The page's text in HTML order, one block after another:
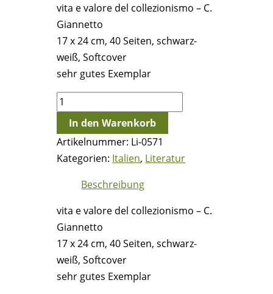
vita e valore del collezionismo – C.
Giannetto
17 x 24 cm, 40 Seiten, schwarz-
weiß, Softcover
sehr gutes Exemplar
vita
e
valore
del
collezionismo
Giannetto
Menge
In den Warenkorb
Artikelnummer: Li-0571
Kategorien: Italien, Literatur
Beschreibung
vita e valore del collezionismo – C.
Giannetto
17 x 24 cm, 40 Seiten, schwarz-
weiß, Softcover
sehr gutes Exemplar